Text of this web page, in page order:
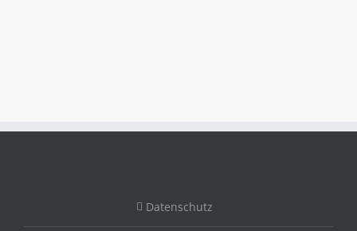
Datenschutz